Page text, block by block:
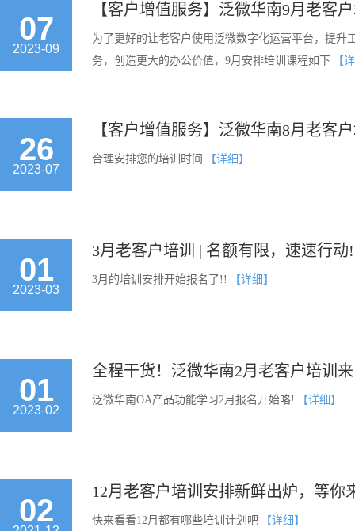
07
2023-09
【客户增值服务】泛微华南9月老客
为了更好的让老客户使用泛微数字化运营平台，提升
务，创造更大的办公价值，9月安排培训课程如下
【
26
2023-07
【客户增值服务】泛微华南8月老客
合理安排您的培训时间 【详细】
01
2023-03
3月老客户培训 | 名额有限，速速行动!
3月的培训安排开始报名了!! 【详细】
01
2023-02
全程干货！泛微华南2月老客户培训
泛微华南OA产品功能学习2月报名开始咯! 【详细】
02
12月老客户培训安排新鲜出炉，等你
快来看看12月都有哪些培训计划吧 【详细】